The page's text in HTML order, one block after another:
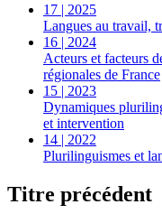
17 | 2025
Langues au travail,
16 | 2024
Acteurs et facteurs
régionales de France
15 | 2023
Dynamiques
et intervention
14 | 2022
Plurilinguismes et
Titre précédent